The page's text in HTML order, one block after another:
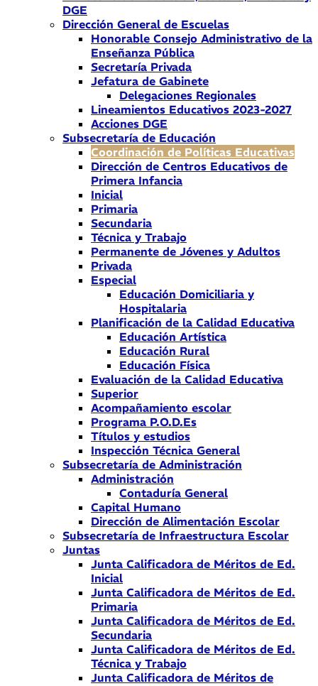
DGE
Dirección General de Escuelas
Honorable Consejo Administrativo de la
Enseñanza Pública
Secretaría Privada
Jefatura de Gabinete
Delegaciones Regionales
Lineamientos Educativos 2023-2027
Acciones DGE
Subsecretaría de Educación
Coordinación de Políticas Educativas
Dirección de Centros Educativos de
Primera Infancia
Inicial
Primaria
Secundaria
Técnica y Trabajo
Permanente de Jóvenes y Adultos
Privada
Especial
Educación Domiciliaria y
Hospitalaria
Planificación de la Calidad Educativa
Educación Artística
Educación Rural
Educación Física
Evaluación de la Calidad Educativa
Superior
Acompañamiento escolar
Programa P.O.D.Es
Títulos y estudios
Inspección Técnica General
Subsecretaría de Administración
Administración
Contaduría General
Capital Humano
Dirección de Alimentación Escolar
Subsecretaría de Infraestructura Escolar
Juntas
Junta Calificadora de Méritos de Ed.
Inicial
Junta Calificadora de Méritos de Ed.
Primaria
Junta Calificadora de Méritos de Ed.
Secundaria
Junta Calificadora de Méritos de Ed.
Técnica y Trabajo
Junta Calificadora de Méritos de